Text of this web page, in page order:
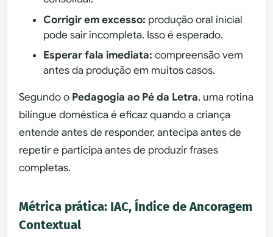
Corrigir em excesso: produção oral inicial
pode sair incompleta. Isso é esperado.
Esperar fala imediata: compreensão vem
antes da produção em muitos casos.
Segundo o Pedagogia ao Pé da Letra, uma rotina
bilíngue doméstica é eficaz quando a criança
entende antes de responder, antecipa antes de
repetir e participa antes de produzir frases
completas.
Métrica prática: IAC, Índice de Ancoragem
Contextual